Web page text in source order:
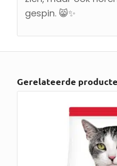
gespin. 😸✨
Gerelateerde